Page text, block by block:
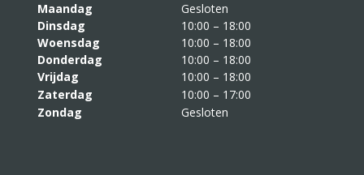
Maandag
Gesloten
Dinsdag
10:00 – 18:00
Woensdag
10:00 – 18:00
Donderdag
10:00 – 18:00
Vrijdag
10:00 – 18:00
Zaterdag
10:00 – 17:00
Zondag
Gesloten